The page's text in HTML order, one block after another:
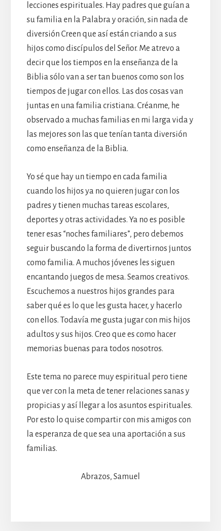
lecciones espirituales. Hay padres que guían a
su familia en la Palabra y oración, sin nada de
diversión Creen que así están criando a sus
hijos como discípulos del Señor. Me atrevo a
decir que los tiempos en la enseñanza de la
Biblia sólo van a ser tan buenos como son los
tiempos de jugar con ellos. Las dos cosas van
juntas en una familia cristiana. Créanme, he
observado a muchas familias en mi larga vida y
las mejores son las que tenían tanta diversión
como enseñanza de la Biblia.
Yo sé que hay un tiempo en cada familia
cuando los hijos ya no quieren jugar con los
padres y tienen muchas tareas escolares,
deportes y otras actividades. Ya no es posible
tener esas “noches familiares”, pero debemos
seguir buscando la forma de divertirnos juntos
como familia. A muchos jóvenes les siguen
encantando juegos de mesa. Seamos creativos.
Escuchemos a nuestros hijos grandes para
saber qué es lo que les gusta hacer, y hacerlo
con ellos. Todavía me gusta jugar con mis hijos
adultos y sus hijos. Creo que es como hacer
memorias buenas para todos nosotros.
Este tema no parece muy espiritual pero tiene
que ver con la meta de tener relaciones sanas y
propicias y así llegar a los asuntos espirituales.
Por esto lo quise compartir con mis amigos con
la esperanza de que sea una aportación a sus
familias.
Abrazos, Samuel